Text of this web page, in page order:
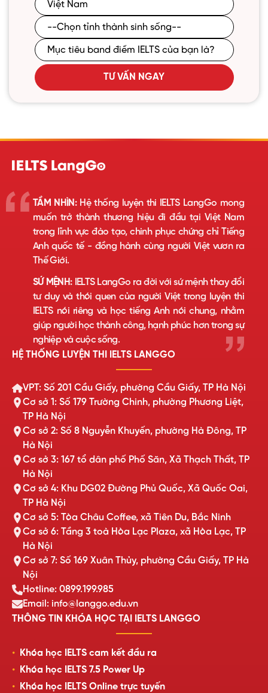
TƯ VẤN NGAY
TẦM NHÌN:Hệ thống luyện thi IELTS LangGo mong
muốn trở thành thương hiệu đi đầu tại Việt Nam
trong lĩnh vực đào tạo, chinh phục chứng chỉ Tiếng
Anh quốc tế - đồng hành cùng người Việt vươn ra
Thế Giới.
SỨ MỆNH:IELTS LangGo ra đời với sứ mệnh thay đổi
tư duy và thói quen của người Việt trong luyện thi
IELTS nói riêng và học tiếng Anh nói chung, nhằm
giúp người học thành công, hạnh phúc hơn trong sự
nghiệp và cuộc sống.
HỆ THỐNG LUYỆN THI IELTS LANGGO
VPT: Số 201 Cầu Giấy, phường Cầu Giấy, TP Hà Nội
Cơ sở 1: Số 179 Trường Chinh, phường Phương Liệt,
TP Hà Nội
Cơ sở 2: Số 8 Nguyễn Khuyến, phường Hà Đông, TP
Hà Nội
Cơ sở 3: 167 tổ dân phố Phố Săn, Xã Thạch Thất, TP
Hà Nội
Cơ sở 4: Khu DG02 Đường Phủ Quốc, Xã Quốc Oai,
TP Hà Nội
Cơ sở 5: Tòa Châu Coffee, xã Tiên Du, Bắc Ninh
Cơ sở 6: Tầng 3 toà Hòa Lạc Plaza, xã Hòa Lạc, TP
Hà Nội
Cơ sở 7: Số 169 Xuân Thủy, phường Cầu Giấy, TP Hà
Nội
Hotline: 0899.199.985
Email: info@langgo.edu.vn
THÔNG TIN KHÓA HỌC TẠI IELTS LANGGO
Khóa học IELTS cam kết đầu ra
Khóa học IELTS 7.5 Power Up
Khóa học IELTS Online trực tuyến